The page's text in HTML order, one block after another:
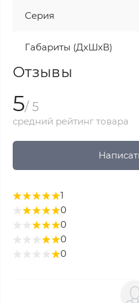
Серия
Габариты (ДхШхВ)
Отзывы
5/ 5
средний рейтинг товара
1
0
0
0
0